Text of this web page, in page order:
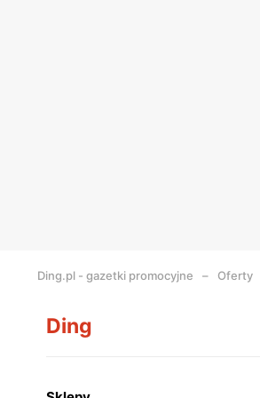
Ding.pl - gazetki promocyjne Oferty
Ding